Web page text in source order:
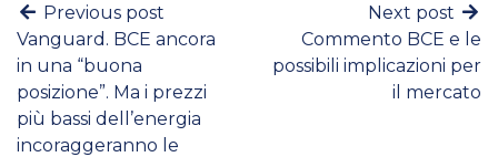
Previous post
Vanguard. BCE ancora
in una “buona
posizione”. Ma i prezzi
più bassi dell’energia
incoraggeranno le
Next post
Commento BCE e le
possibili implicazioni per
il mercato